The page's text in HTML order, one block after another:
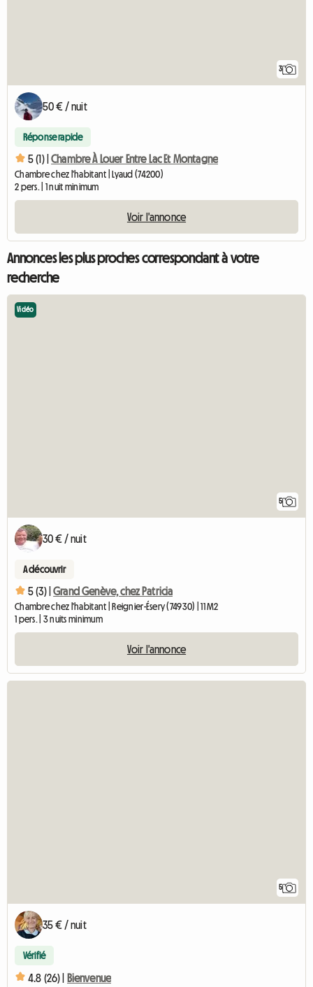
3
50 € / nuit
Réponse rapide
5 (1) | Chambre À Louer Entre Lac Et Montagne
Chambre chez l'habitant | Lyaud (74200)
2 pers. | 1 nuit minimum
Voir l'annonce
Annonces les plus proches correspondant à votre
recherche
5
Vidéo
30 € / nuit
A découvrir
5 (3) | Grand Genève, chez Patricia
Chambre chez l'habitant | Reignier-Ésery (74930) | 11 M2
1 pers. | 3 nuits minimum
Voir l'annonce
5
35 € / nuit
Vérifié
4.8 (26) | Bienvenue